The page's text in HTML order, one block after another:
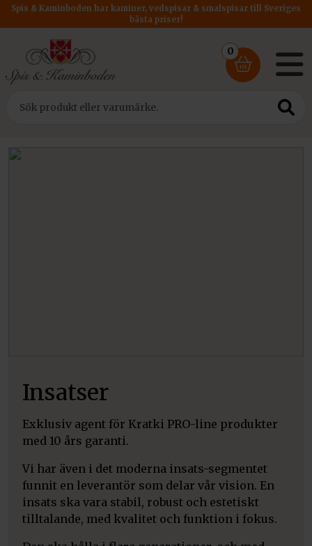
Spis & Kaminboden har kaminer, vedspisar & smalspisar till Sveriges
bästa priser!
0
Insatser
Exklusiv agent för Kratki PRO-line produkter
med 10 års garanti.
Vi har även i det moderna insats-segmentet
funnit en leverantör som delar vår vision. En
insats ska vara stabil, robust och estetiskt
tilltalande, med kvalitet och funktion i fokus.